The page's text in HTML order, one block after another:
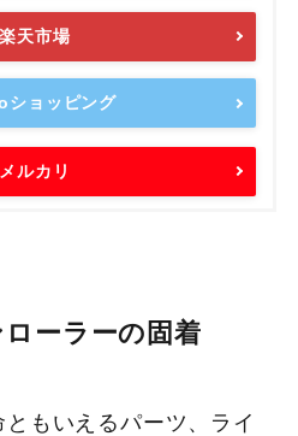
楽天市場
ショッピング
メルカリ
ーラーの固着
もいえるパーツ、ライ